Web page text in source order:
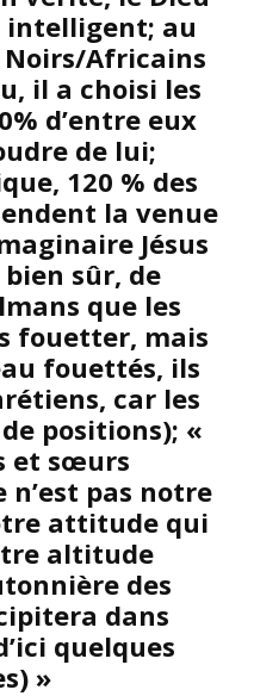
intelligent; au
Africains
il a choisi les
d’entre eux
de lui;
120 % des
la venue
Jésus
bien sûr, de
que les
fouetter, mais
fouettés, ils
car les
positions); «
et sœurs
pas notre
attitude qui
altitude
des
dans
quelques
»